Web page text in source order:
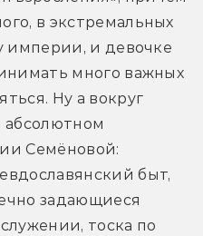
в экстремальных
империи, и девочке
много важных
Ну а вокруг
абсолютном
Семёновой:
быт,
задающиеся
тоска по